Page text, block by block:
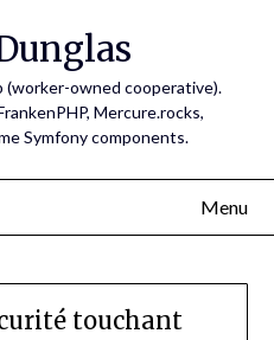
(worker-owned cooperative).
Mercure.rocks,
Symfony components.
Menu
touchant